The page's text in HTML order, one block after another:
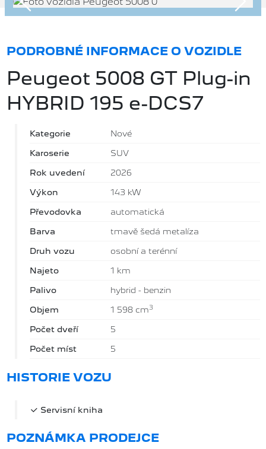
Předchozí
PODROBNÉ INFORMACE O VOZIDLE
Peugeot 5008 GT Plug-in
HYBRID 195 e-DCS7
Kategorie Nové
Karoserie SUV
Rok uvedení 2026
Výkon 143 kW
Převodovka automatická
Barva tmavě šedá metalíza
Druh vozu osobní a terénní
Najeto 1 km
Palivo hybrid - benzin
Objem 1 598 cm3
Počet dveří 5
Počet míst 5
HISTORIE VOZU
Servisní kniha
POZNÁMKA PRODEJCE